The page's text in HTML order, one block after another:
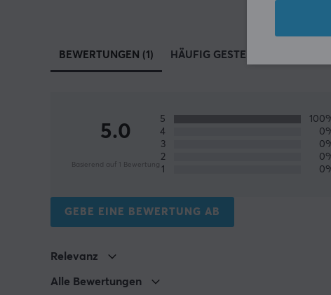
BEWERTUNGEN (1) HÄUFIG GESTELLTE FRAGEN (0)
5.0
Basierend auf 1 Bewertung
5
4
3
2
1
GEBE EINE BEWERTUNG AB
Relevanz
Alle Bewertungen